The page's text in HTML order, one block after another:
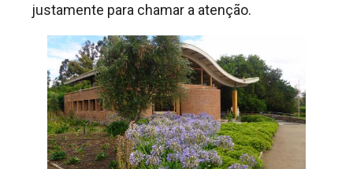
justamente para chamar a atenção.